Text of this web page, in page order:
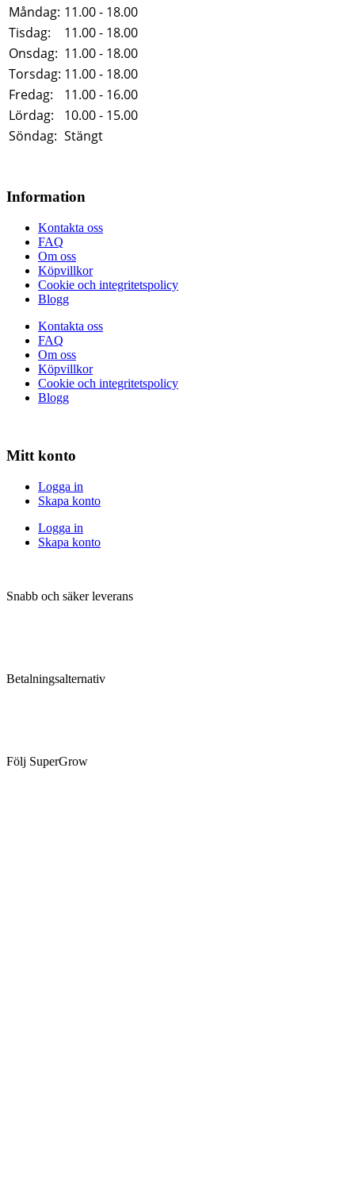
Måndag: 11.00 - 18.00
Tisdag:
11.00 - 18.00
Onsdag: 11.00 - 18.00
Torsdag: 11.00 - 18.00
Fredag:
11.00 - 16.00
Lördag:
10.00 - 15.00
Söndag: Stängt
Information
Kontakta oss
FAQ
Om oss
Köpvillkor
Cookie och integritetspolicy
Blogg
Kontakta oss
FAQ
Om oss
Köpvillkor
Cookie och integritetspolicy
Blogg
Mitt konto
Logga in
Skapa konto
Logga in
Skapa konto
Snabb och säker leverans
Betalningsalternativ
Följ SuperGrow